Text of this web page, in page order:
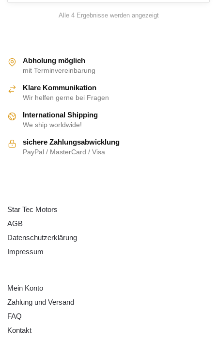
Alle 4 Ergebnisse werden angezeigt
Abholung möglich
mit Terminvereinbarung
Klare Kommunikation
Wir helfen gerne bei Fragen
International Shipping
We ship worldwide!
sichere Zahlungsabwicklung
PayPal / MasterCard / Visa
Star Tec Motors
AGB
Datenschutzerklärung
Impressum
Mein Konto
Zahlung und Versand
FAQ
Kontakt